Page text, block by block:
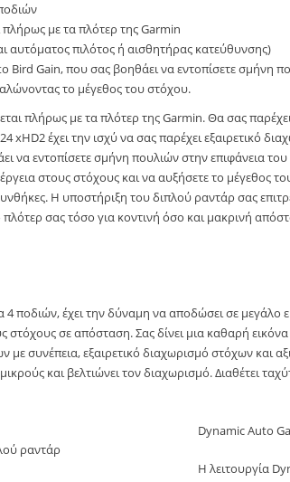
με τα πλότερ της Garmin
αυτόματος πιλότος ή αισθητήρας κατεύθυνσης)
Gain, που σας βοηθάει να εντοπίσετε σμήνη
το μέγεθος του στόχου.
πλήρως με τα πλότερ της Garmin. Θα σας
έχει την ισχύ να σας παρέχει εξαιρετικό
να εντοπίσετε σμήνη πουλιών στην επιφάνεια
στους στόχους και να αυξήσετε το μέγεθος
Η υποστήριξη του διπλού ραντάρ σας
σας τόσο για κοντινή όσο και μακρινή
ποδιών, έχει την δύναμη να αποδώσει σε μεγάλο
στόχους σε απόσταση. Σας δίνει μια καθαρή
συνέπεια, εξαιρετικό διαχωρισμό στόχων και
και βελτιώνει τον διαχωρισμό. Διαθέτει
ραντάρ
Dynamic Auto
Η λειτουργία